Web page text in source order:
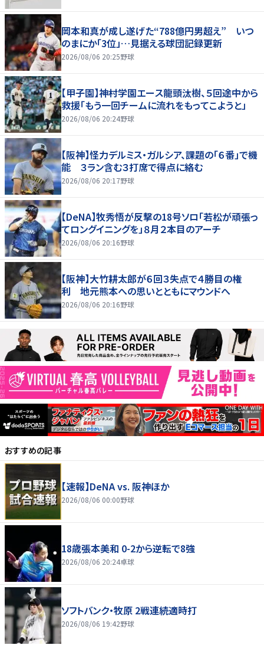
岡本和真が成し遂げた“788億円男超え” いつ
のまにか「3位」…見据える球団記録更新
2026/08/06 20:25野球
【甲子園】神村学園エース龍頭汰樹、５回途中から
救援「もう一回チームに流れをもってこようと」
2026/08/06 20:24野球
【阪神】怪力デルミス・ガルシア、課題の「６番」で機
能 ３ラン含む３打席で得点に絡む
2026/08/06 20:17野球
【DeNA】牧秀悟が反撃の18号ソロ「若松が頑張っ
てロングイニングを」８月２本目のアーチ
2026/08/06 20:16野球
【阪神】大竹耕太郎が６回３失点で４勝目の権
利 地元熊本への思いとともにマウンドへ
2026/08/06 20:16野球
おすすめの記事
【速報】DeNA vs. 阪神ほか
2026/08/06 00:00野球
18歳張本美和 0-2から逆転で8強
2026/08/06 20:24卓球
ソフトバンク・牧原 2戦連続適時打
2026/08/06 19:42野球